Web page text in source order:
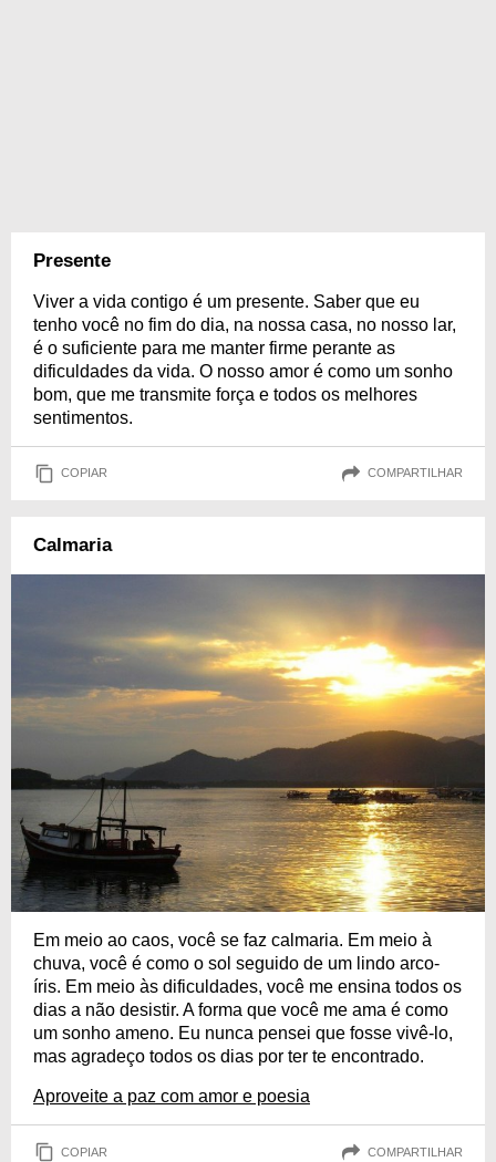
Presente
Viver a vida contigo é um presente. Saber que eu
tenho você no fim do dia, na nossa casa, no nosso lar,
é o suficiente para me manter firme perante as
dificuldades da vida. O nosso amor é como um sonho
bom, que me transmite força e todos os melhores
sentimentos.
COPIAR COMPARTILHAR
Calmaria
Em meio ao caos, você se faz calmaria. Em meio à
chuva, você é como o sol seguido de um lindo arco-
íris. Em meio às dificuldades, você me ensina todos os
dias a não desistir. A forma que você me ama é como
um sonho ameno. Eu nunca pensei que fosse vivê-lo,
mas agradeço todos os dias por ter te encontrado.
Aproveite a paz com amor e poesia
COPIAR COMPARTILHAR